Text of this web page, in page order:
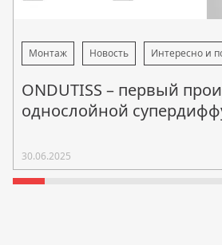
Монтаж Новость Интересно и
ONDUTISS – первый
однослойной
30.06.2025